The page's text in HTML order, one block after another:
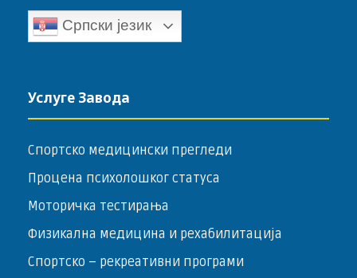
Српски језик
Услуге Завода
Спортско медицински прегледи
Процена психолошког статуса
Моторичка тестирања
Физикална медицина и рехабилитација
Спортско – ­рекреативни програми